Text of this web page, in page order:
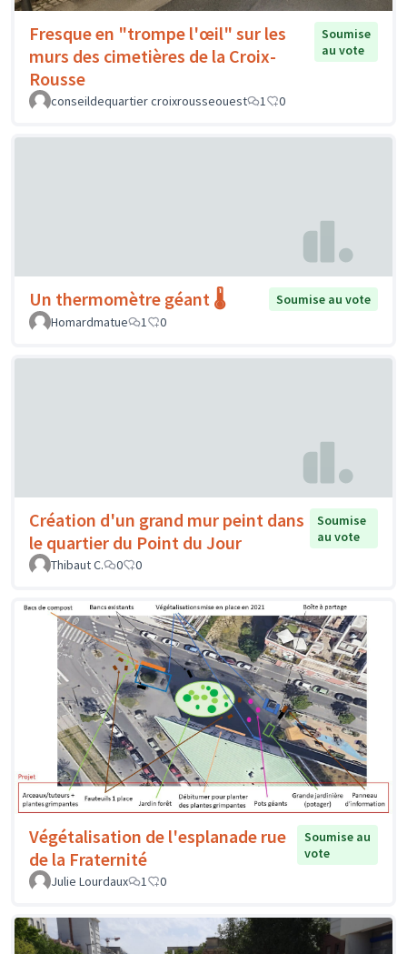
Fresque en "trompe l'œil" sur les
murs des cimetières de la Croix-
Rousse
Soumise
au vote
conseildequartier croixrousseouest 1 0
Un thermomètre géant 🌡️
Soumise au vote
Homardmatue
1 0
Création d'un grand mur peint dans
le quartier du Point du Jour
Soumise
au vote
Thibaut C.
0 0
Végétalisation de l'esplanade rue
de la Fraternité
Soumise au
vote
Julie Lourdaux
1 0